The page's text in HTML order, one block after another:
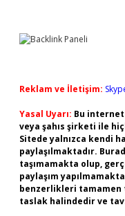
Reklam ve İletişim:
Yasal Uyarı: Bu
veya şahıs şirketi ile
Sitede yalnızca kendi
paylaşılmaktadır.
taşımamakta olup,
paylaşım
benzerlikleri
taslak halindedir ve